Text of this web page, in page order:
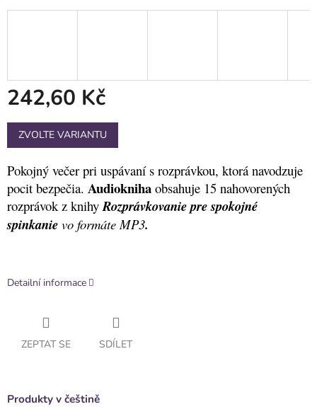
242,60 Kč
Měrná
cena:
ZVOLTE VARIANTU
Pokojný večer pri uspávaní s rozprávkou, ktorá navodzuje
pocit bezpečia. Audiokniha obsahuje 15 nahovorených
rozprávok z knihyRozprávkovanie pre spokojné
spinkanie vo formáte MP3.
Detailní informace
ZEPTAT SE SDÍLET
Produkty v češtině